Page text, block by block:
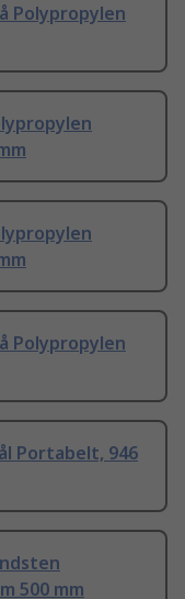
Polypropylen
Polypropylen
Portabelt, 946
500 mm